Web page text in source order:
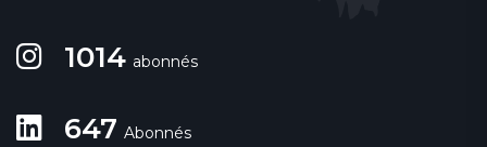
1014 abonnés
647 Abonnés